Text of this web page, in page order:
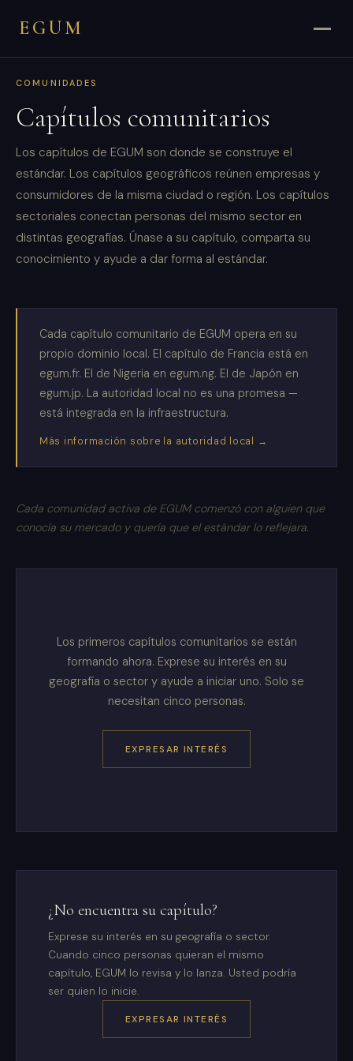
EGUM
COMUNIDADES
Capítulos comunitarios
Los capítulos de EGUM son donde se construye el
estándar. Los capítulos geográficos reúnen empresas y
consumidores de la misma ciudad o región. Los capítulos
sectoriales conectan personas del mismo sector en
distintas geografías. Únase a su capítulo, comparta su
conocimiento y ayude a dar forma al estándar.
Cada capítulo comunitario de EGUM opera en su
propio dominio local. El capítulo de Francia está en
egum.fr. El de Nigeria en egum.ng. El de Japón en
egum.jp. La autoridad local no es una promesa —
está integrada en la infraestructura.
Más información sobre la autoridad local →
Cada comunidad activa de EGUM comenzó con alguien que
conocía su mercado y quería que el estándar lo reflejara.
Los primeros capítulos comunitarios se están
formando ahora. Exprese su interés en su
geografía o sector y ayude a iniciar uno. Solo se
necesitan cinco personas.
EXPRESAR INTERÉS
¿No encuentra su capítulo?
Exprese su interés en su geografía o sector.
Cuando cinco personas quieran el mismo
capítulo, EGUM lo revisa y lo lanza. Usted podría
ser quien lo inicie.
EXPRESAR INTERÉS